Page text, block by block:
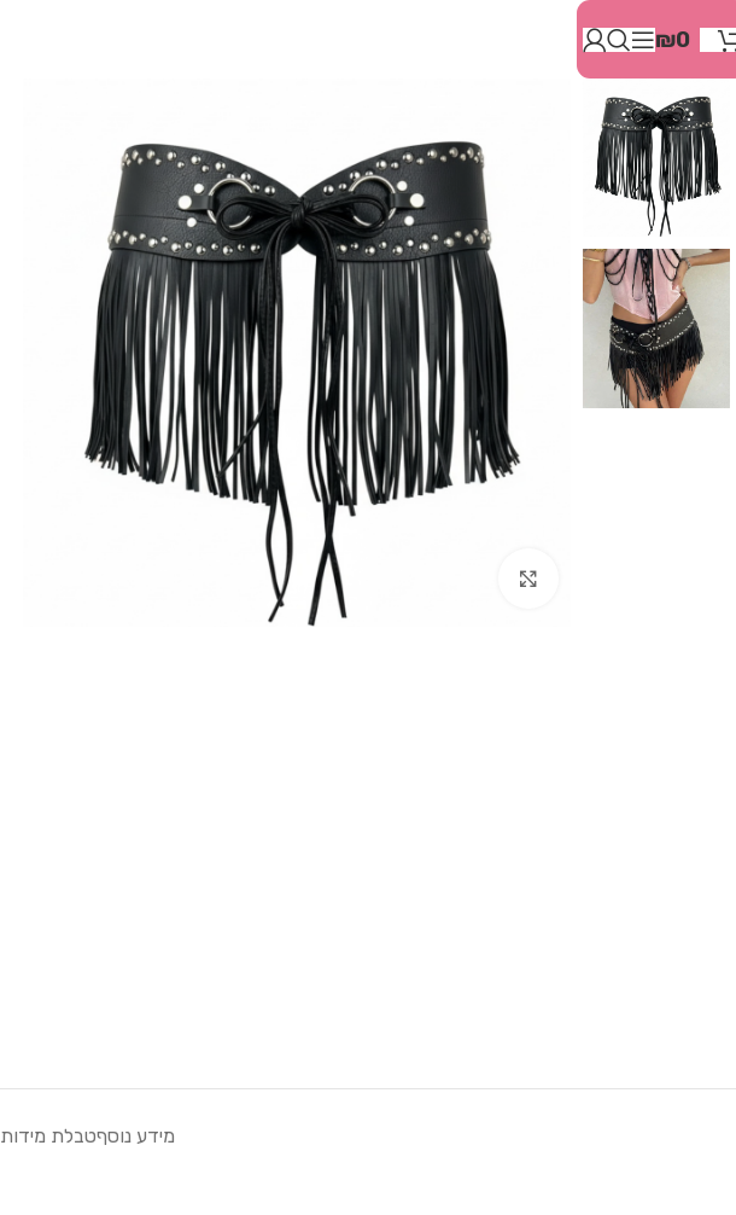
זֶה
מַעֲרֶכֶת
"המרכז
הישראלי
לְהַנְגָּשָׁת
אָתָרִים".
הַמְּסַיַּעַת
לִנְגִישׁוּת
הָאֲתָר.
לִפְתִיחַת
תַּפְרִיט
הֵנְּגִישׁוּת
ALT+0
₪0
Click to enlarge
מידע נוסףטבלת מידות